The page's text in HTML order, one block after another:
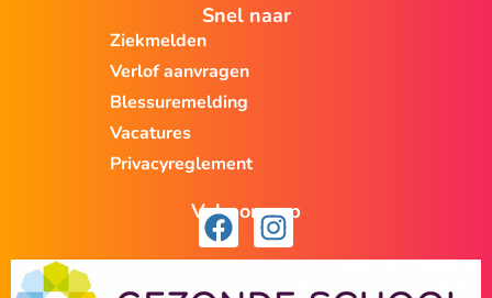
Snel naar
Ziekmelden
Verlof aanvragen
Blessuremelding
Vacatures
Privacyreglement
Volg ons op